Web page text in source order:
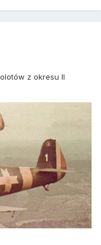
z okresu II